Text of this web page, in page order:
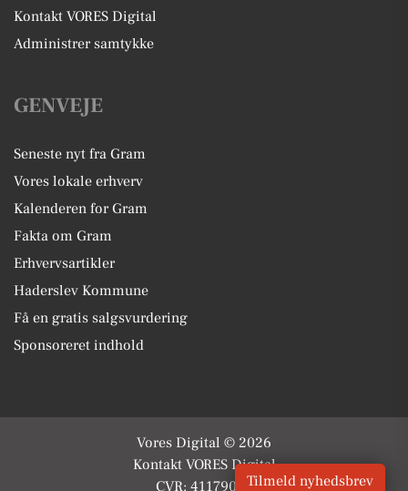
Kontakt VORES Digital
Administrer samtykke
GENVEJE
Seneste nyt fra Gram
Vores lokale erhverv
Kalenderen for Gram
Fakta om Gram
Erhvervsartikler
Haderslev Kommune
Få en gratis salgsvurdering
Sponsoreret indhold
Vores Digital © 2026
Kontakt VORES Digital
CVR: 41179082Tilmeld nyhedsbrev